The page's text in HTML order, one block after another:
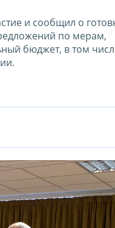
и сообщил о
по мерам,
бюджет, в том